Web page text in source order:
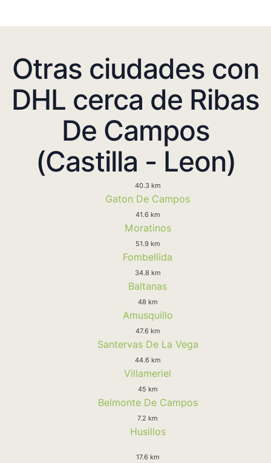
Otras ciudades con
DHL cerca de Ribas
De Campos
(Castilla - Leon)
40.3 km
Gaton De Campos
41.6 km
Moratinos
51.9 km
Fombellida
34.8 km
Baltanas
48 km
Amusquillo
47.6 km
Santervas De La Vega
44.6 km
Villameriel
45 km
Belmonte De Campos
7.2 km
Husillos
17.6 km